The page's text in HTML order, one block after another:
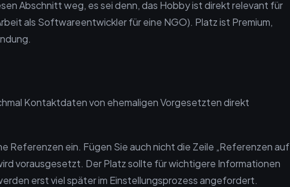
Abschnitt weg, es sei denn, das Hobby ist direkt relevant für
als Softwareentwickler für eine NGO). Platz ist Premium,
Kontaktdaten von ehemaligen Vorgesetzten direkt
Referenzen ein. Fügen Sie auch nicht die Zeile „Referenzen auf
vorausgesetzt. Der Platz sollte für wichtigere Informationen
erst viel später im Einstellungsprozess angefordert.